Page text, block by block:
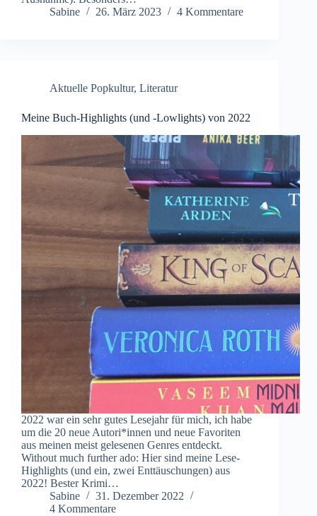
Sabine
26. März 2023 4 Kommentare
Aktuelle Popkultur, Literatur
Meine Buch-Highlights (und -Lowlights) von 2022
2022 war ein sehr gutes Lesejahr für mich, ich habe
um die 20 neue Autori*innen und neue Favoriten
aus meinen meist gelesenen Genres entdeckt.
Without much further ado: Hier sind meine Lese-
Highlights (und ein, zwei Enttäuschungen) aus
2022! Bester Krimi…
Sabine
31. Dezember 2022
4 Kommentare